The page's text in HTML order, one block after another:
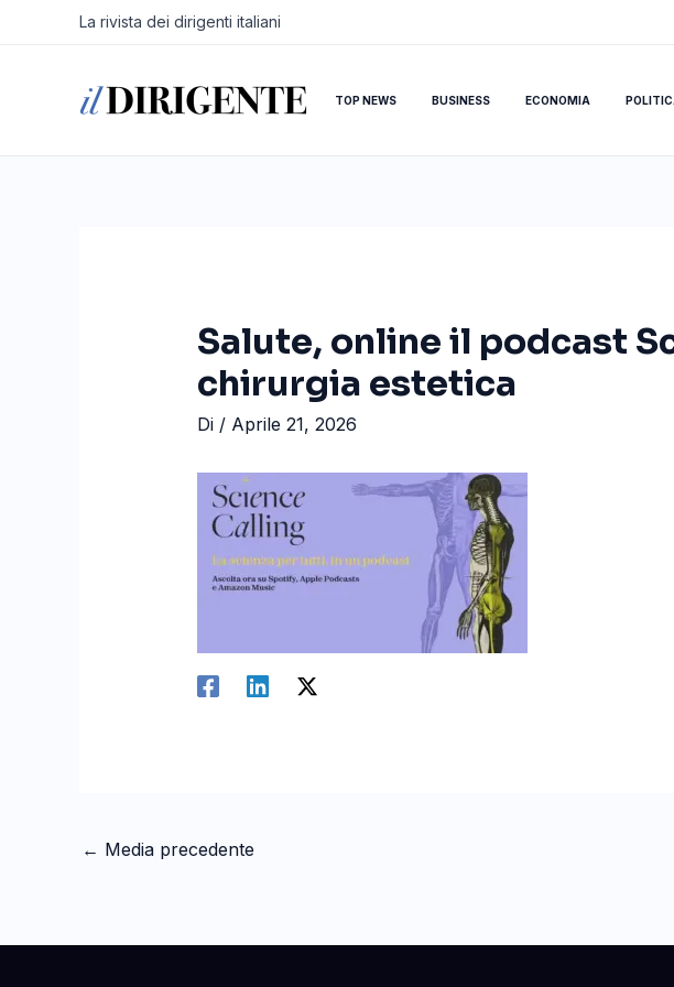
La rivista dei dirigenti italiani
TOP NEWS BUSINESS ECONOMIA
Salute, online il podcast
chirurgia estetica
Di / Aprile 21, 2026
Navigazione
← Media precedente